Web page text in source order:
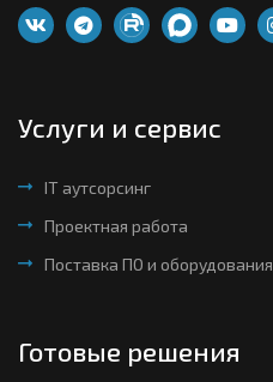
Услуги и сервис
IT аутсорсинг
Проектная работа
Поставка ПО и оборудования
Готовые решения